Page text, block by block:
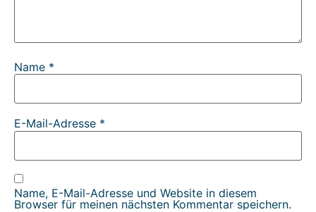
Name *
E-Mail-Adresse *
Name, E-Mail-Adresse und Website in diesem
Browser für meinen nächsten Kommentar speichern.